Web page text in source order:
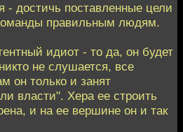
- достичь поставленные цели
правильным людям.
идиот - то да, он будет
не слушается, все
он только и занят
власти". Хера ее строить
и на ее вершине он и так